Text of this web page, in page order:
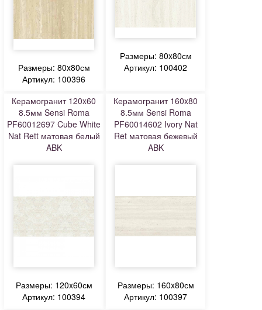
Размеры: 80x80см
Артикул: 100396
Размеры: 80x80см
Артикул: 100402
Керамогранит 120x60
8.5мм Sensi Roma
PF60012697 Cube White
Nat Rett матовая белый
ABK
Размеры: 120x60см
Артикул: 100394
Керамогранит 160x80
8.5мм Sensi Roma
PF60014602 Ivory Nat
Ret матовая бежевый
ABK
Размеры: 160x80см
Артикул: 100397